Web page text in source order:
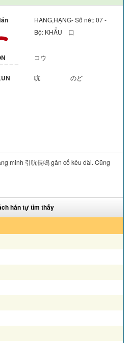
HÀNG,HẠNG- Số nét: 07 -
Bộ: KHẨU 口
コウ
吭 のど
minh 引吭長鳴 gân cổ kêu dài. Cũng
hán tự tìm thấy